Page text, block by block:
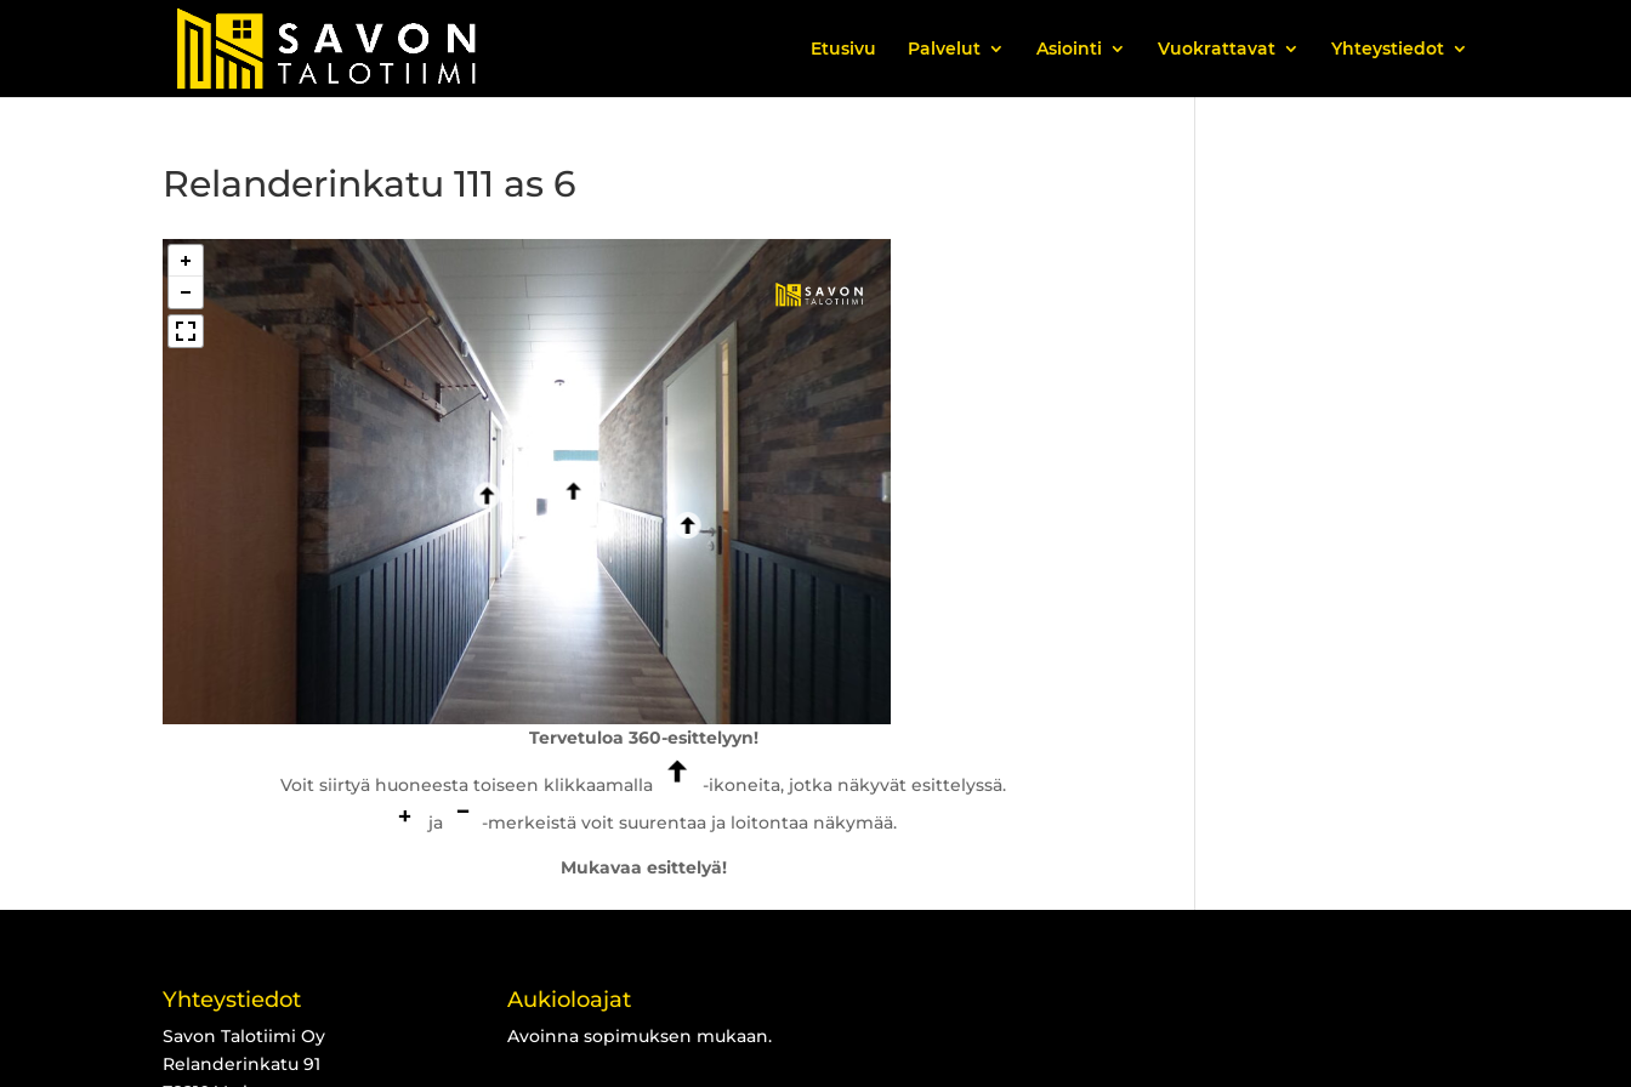
Etusivu Palvelut Asiointi Vuokrattavat Yhteystiedot
Relanderinkatu 111 as 6
Tervetuloa 360-esittelyyn!
Voit siirtyä huoneesta toiseen klikkaamalla
-ikoneita, jotka näkyvät esittelyssä.
ja
-merkeistä voit suurentaa ja loitontaa näkymää.
Mukavaa esittelyä!
Yhteystiedot
Savon Talotiimi Oy
Relanderinkatu 91
Aukioloajat
Avoinna sopimuksen mukaan.